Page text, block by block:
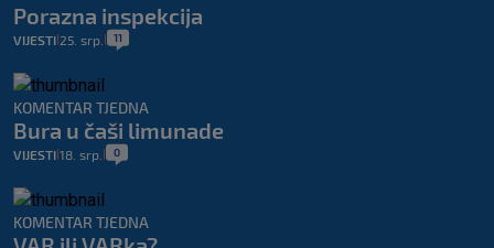
Porazna inspekcija
VIJESTI 25. srp. 11
KOMENTAR TJEDNA
Bura u čaši limunade
VIJESTI 18. srp. 0
KOMENTAR TJEDNA